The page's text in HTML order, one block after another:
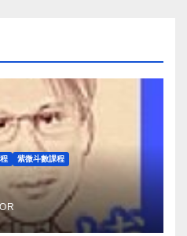
紫微斗數課程